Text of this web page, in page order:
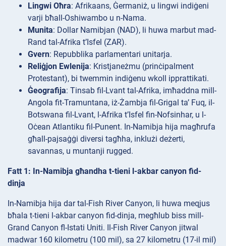
Lingwi Oħra: Afrikaans, Ġermaniż, u lingwi indiġeni
varji bħall-Oshiwambo u n-Nama.
Munita: Dollar Namibjan (NAD), li huwa marbut mad-
Rand tal-Afrika t’Isfel (ZAR).
Gvern: Repubblika parlamentari unitarja.
Reliġjon Ewlenija: Kristjaneżmu (prinċipalment
Protestant), bi twemmin indiġenu wkoll ipprattikati.
Ġeografija: Tinsab fil-Lvant tal-Afrika, imħaddna mill-
Angola fit-Tramuntana, iż-Żambja fil-Grigal ta’ Fuq, il-
Botswana fil-Lvant, l-Afrika t’Isfel fin-Nofsinhar, u l-
Oċean Atlantiku fil-Punent. In-Namibja hija magħrufa
għall-pajsaġġi diversi tagħha, inklużi deżerti,
savannas, u muntanji rugged.
Fatt 1: In-Namibja għandha t-tieni l-akbar canyon fid-
dinja
In-Namibja hija dar tal-Fish River Canyon, li huwa meqjus
bħala t-tieni l-akbar canyon fid-dinja, megħlub biss mill-
Grand Canyon fl-Istati Uniti. Il-Fish River Canyon jitwal
madwar 160 kilometru (100 mil), sa 27 kilometru (17-il mil)